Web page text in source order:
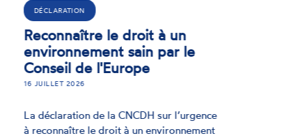
Déclaration sur l’urgence à
reconnaître le droit à un
environnement sain par le
Conseil de l’Europe
26 JUIN 2026
2026 et dans le contexte de la triple crise
planétaire, la CNCDH appelle l’ensemble